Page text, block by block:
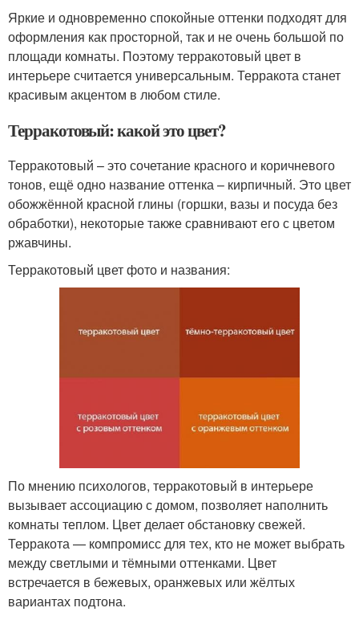
Яркие и одновременно спокойные оттенки подходят для
оформления как просторной, так и не очень большой по
площади комнаты. Поэтому терракотовый цвет в
интерьере считается универсальным. Терракота станет
красивым акцентом в любом стиле.
Терракотовый: какой это цвет?
Терракотовый – это сочетание красного и коричневого
тонов, ещё одно название оттенка – кирпичный. Это цвет
обожжённой красной глины (горшки, вазы и посуда без
обработки), некоторые также сравнивают его с цветом
ржавчины.
Терракотовый цвет фото и названия:
По мнению психологов, терракотовый в интерьере
вызывает ассоциацию с домом, позволяет наполнить
комнаты теплом. Цвет делает обстановку свежей.
Терракота — компромисс для тех, кто не может выбрать
между светлыми и тёмными оттенками. Цвет
встречается в бежевых, оранжевых или жёлтых
вариантах подтона.